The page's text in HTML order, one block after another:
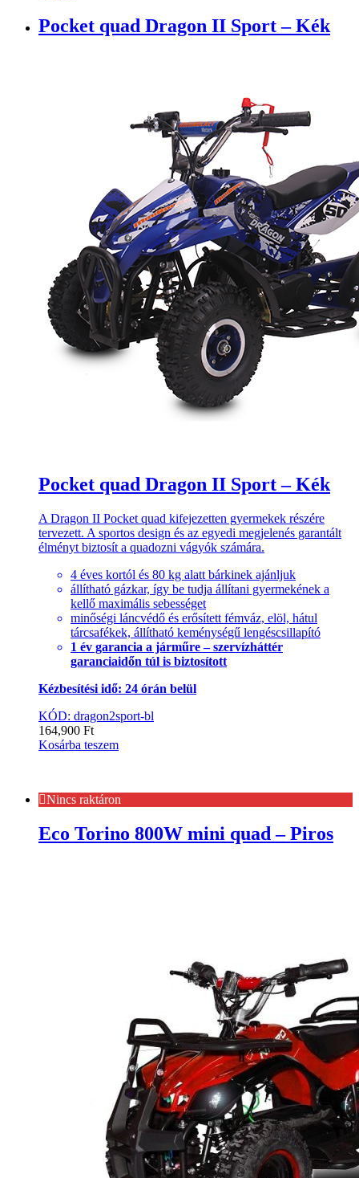
Pocket quad Dragon II Sport – Kék
Pocket quad Dragon II Sport – Kék
A Dragon II Pocket quad kifejezetten gyermekek részére
tervezett. A sportos design és az egyedi megjelenés garantált
élményt biztosít a quadozni vágyók számára.
4 éves kortól és 80 kg alatt bárkinek ajánljuk
állítható gázkar, így be tudja állítani gyermekének a
kellő maximális sebességet
minőségi láncvédő és erősített fémváz, elöl, hátul
tárcsafékek, állítható keménységű lengéscsillapító
1 év garancia a járműre – szervízháttér
garanciaidőn túl is biztosított
Kézbesítési idő: 24 órán belül
KÓD: dragon2sport-bl
164,900 Ft
Kosárba teszem
Nincs raktáron
Eco Torino 800W mini quad – Piros